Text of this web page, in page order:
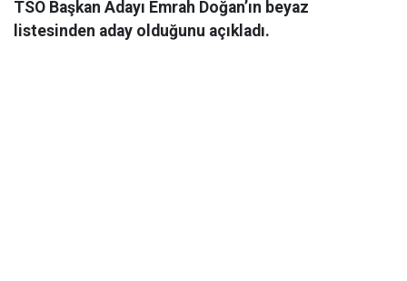
TSO Başkan Adayı Emrah Doğan’ın beyaz
listesinden aday olduğunu açıkladı.